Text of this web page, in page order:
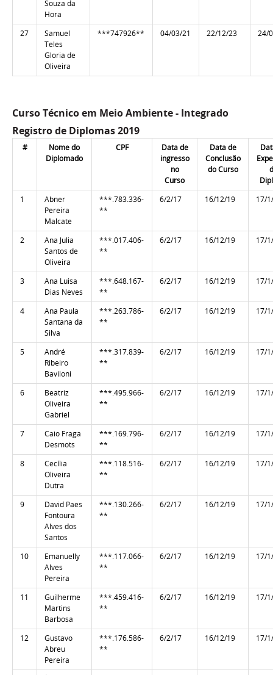
Souza da
Hora
27
Samuel
Teles
Gloria de
Oliveira
***747926** 04/03/21 22/12/23 24/
Curso Técnico em Meio Ambiente - Integrado
Registro de Diplomas 2019
#
Nome do
Diplomado
CPF
Data de
ingresso
no
Curso
Data de
Conclusão
do Curso
1
Abner
Pereira
Malcate
***.783.336-
**
6/2/17 16/12/19 17/
2
Ana Julia
Santos de
Oliveira
***.017.406-
**
6/2/17 16/12/19 17/
3
Ana Luisa
Dias Neves
***.648.167-
**
6/2/17 16/12/19 17/
4
Ana Paula
Santana da
Silva
***.263.786-
**
6/2/17 16/12/19 17/
5
André
Ribeiro
Baviloni
***.317.839-
**
6/2/17 16/12/19 17/
6
Beatriz
Oliveira
Gabriel
***.495.966-
**
6/2/17 16/12/19 17/
7
Caio Fraga
Desmots
***.169.796-
**
6/2/17 16/12/19 17/
8
Cecília
Oliveira
Dutra
***.118.516-
**
6/2/17 16/12/19 17/
9
David Paes
Fontoura
Alves dos
Santos
***.130.266-
**
6/2/17 16/12/19 17/
10
Emanuelly
Alves
Pereira
***.117.066-
**
6/2/17 16/12/19 17/
11
Guilherme
Martins
Barbosa
***.459.416-
**
6/2/17 16/12/19 17/
12
Gustavo
Abreu
Pereira
***.176.586-
**
6/2/17 16/12/19 17/